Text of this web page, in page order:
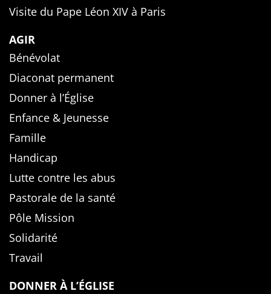
Visite du Pape Léon XIV à Paris
AGIR
Bénévolat
Diaconat permanent
Donner à l’Église
Enfance & Jeunesse
Famille
Handicap
Lutte contre les abus
Pastorale de la santé
Pôle Mission
Solidarité
Travail
DONNER À L’ÉGLISE